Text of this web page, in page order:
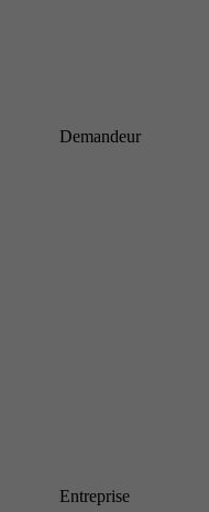
Demandeur
Entreprise